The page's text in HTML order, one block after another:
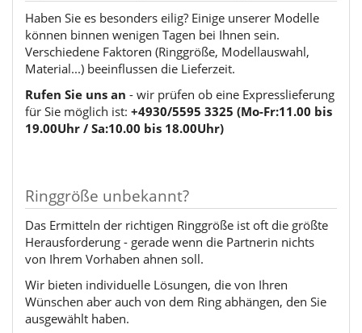
Haben Sie es besonders eilig? Einige unserer Modelle
können binnen wenigen Tagen bei Ihnen sein.
Verschiedene Faktoren (Ringgröße, Modellauswahl,
Material...) beeinflussen die Lieferzeit.
Rufen Sie uns an - wir prüfen ob eine Expresslieferung
für Sie möglich ist: +4930/5595 3325 (Mo-Fr:11.00 bis
19.00Uhr / Sa:10.00 bis 18.00Uhr)
Ringgröße unbekannt?
Das Ermitteln der richtigen Ringgröße ist oft die größte
Herausforderung - gerade wenn die Partnerin nichts
von Ihrem Vorhaben ahnen soll.
Wir bieten individuelle Lösungen, die von Ihren
Wünschen aber auch von dem Ring abhängen, den Sie
ausgewählt haben.